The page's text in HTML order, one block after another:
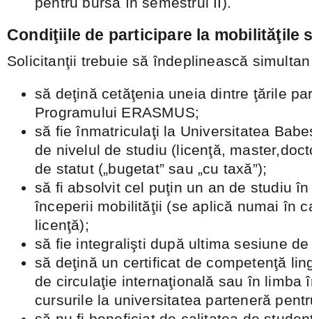
Condiţiile de participare la mobilităţile
Solicitanţii trebuie să îndeplinească
să deţină cetăţenia uneia dintre ţările
Programului ERASMUS;
să fie înmatriculaţi la Universitatea
de nivelul de studiu (licenţă,
de statut („bugetat” sau „cu taxă”);
să fi absolvit cel puţin un an de studiu
începerii mobilităţii (se aplică numai în
licenţă);
să fie integralişti după ultima sesiune
să deţină un certificat de competenţă
de circulaţie internaţională sau în limba
cursurile la universitatea parteneră